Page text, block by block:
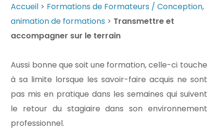
Accueil > Formations de Formateurs / Conception,
animation de formations > Transmettre et
accompagner sur le terrain
Aussi bonne que soit une formation, celle-ci touche
à sa limite lorsque les savoir-faire acquis ne sont
pas mis en pratique dans les semaines qui suivent
le retour du stagiaire dans son environnement
professionnel.